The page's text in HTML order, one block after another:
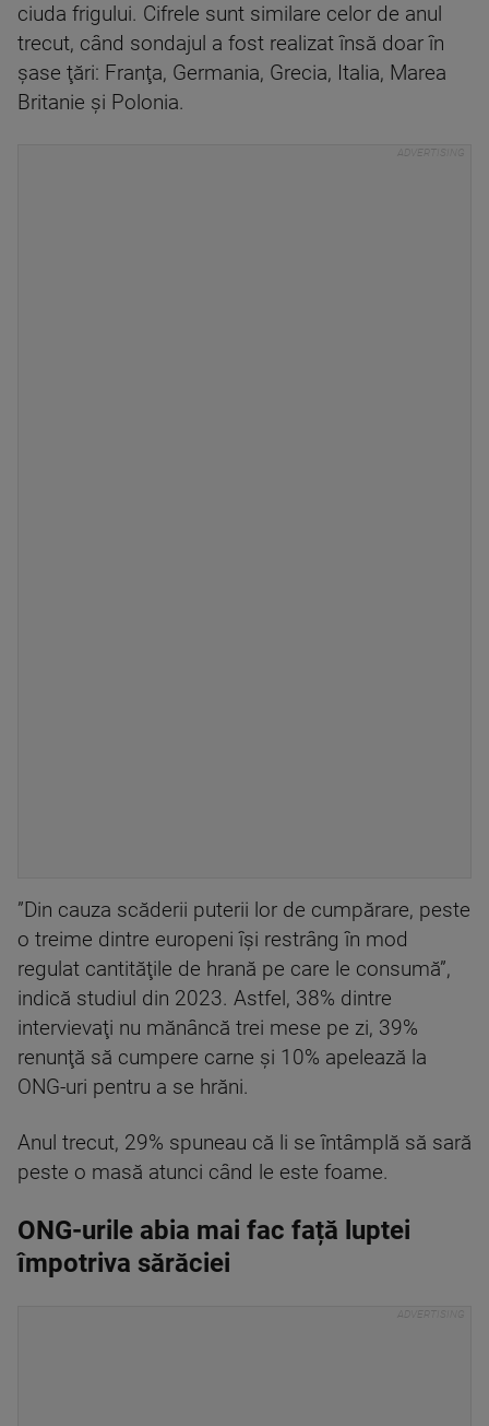
ciuda frigului. Cifrele sunt similare celor de anul
trecut, când sondajul a fost realizat însă doar în
şase ţări: Franţa, Germania, Grecia, Italia, Marea
Britanie şi Polonia.
”Din cauza scăderii puterii lor de cumpărare, peste
o treime dintre europeni îşi restrâng în mod
regulat cantităţile de hrană pe care le consumă”,
indică studiul din 2023. Astfel, 38% dintre
intervievaţi nu mănâncă trei mese pe zi, 39%
renunţă să cumpere carne şi 10% apelează la
ONG-uri pentru a se hrăni.
Anul trecut, 29% spuneau că li se întâmplă să sară
peste o masă atunci când le este foame.
ONG-urile abia mai fac față luptei
împotriva sărăciei